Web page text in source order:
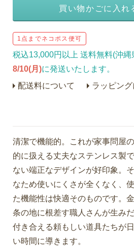
買い物かごに入れ
1点までネコポス便可
税込13,000円以上 送料無料(沖縄
8/10(月)に発送いたします。
配送料について
ラッピン
清潔で機能的。これが家事問屋
的に扱える丈夫なステンレス製
ない端正なデザインが好印象。
なため使いにくさが全くなく、
た機能性は快適そのものです。
条の地に根差す職人さんが生み
付き合える頼もしい道具たちが
い時間に導きます。